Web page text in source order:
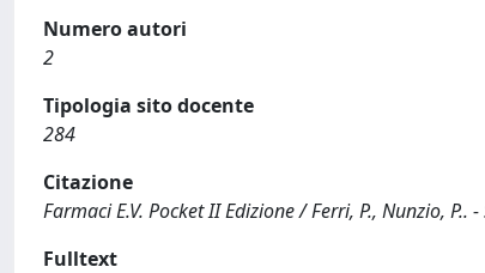
Numero autori
2
Tipologia sito docente
284
Citazione
Farmaci E.V. Pocket II Edizione / Ferri, P., Nunzio, P..
Fulltext